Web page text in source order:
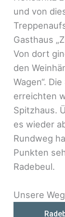
und von
Gasthaus
Von dort
den
Wagen“. Die
erreichten
Spitzhaus.
es wieder
Rundweg
Punkten
Radebeul.
Unsere